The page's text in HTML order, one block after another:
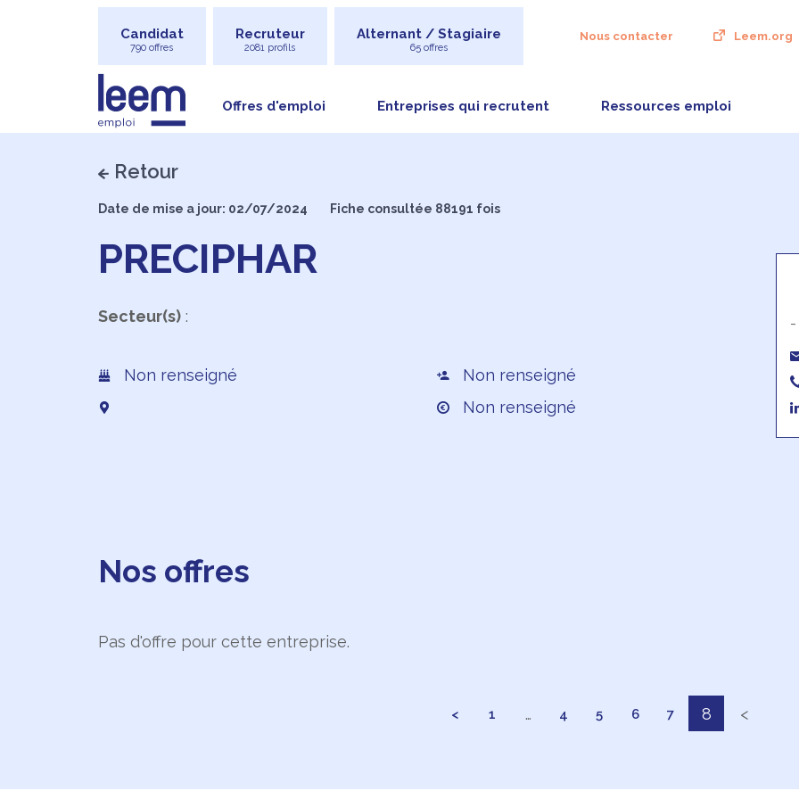
Candidat
790 offres
Recruteur
2081 profils
Alternant / Stagiaire
65 offres
Nous contacter Leem.org
Offres d'emploi Entreprises qui recrutent Ressources emploi
Retour
Date de mise a jour: 02/07/2024 Fiche consultée 88191 fois
PRECIPHAR
Secteur(s):
Non renseigné
Non renseigné
Non renseigné
-
Nos offres
Pas d'offre pour cette entreprise.
< 1 … 4 5 6 7 8 <